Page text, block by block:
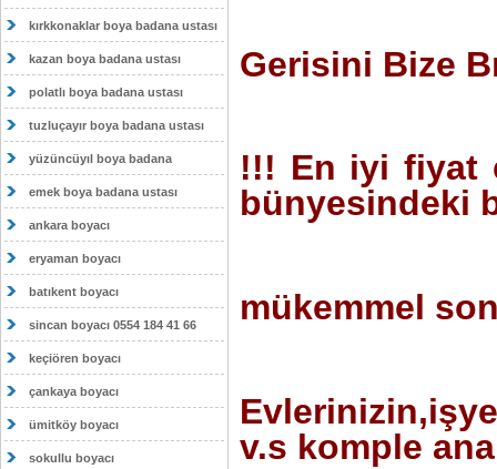
kırkkonaklar boya badana ustası
kazan boya badana ustası
polatlı boya badana ustası
tuzluçayır boya badana ustası
yüzüncüyıl boya badana
emek boya badana ustası
ankara boyacı
eryaman boyacı
batıkent boyacı
sincan boyacı 0554 184 41 66
keçiören boyacı
çankaya boyacı
ümitköy boyacı
sokullu boyacı
Gerisini Bize
!!! En iyi fiyat
bünyesindeki
mükemmel
v.s komple